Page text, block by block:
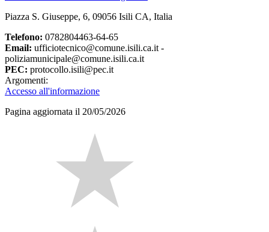
Piazza S. Giuseppe, 6, 09056 Isili CA, Italia
Telefono: 0782804463-64-65
Email: ufficiotecnico@comune.isili.ca.it -
poliziamunicipale@comune.isili.ca.it
PEC: protocollo.isili@pec.it
Argomenti:
Accesso all'informazione
Pagina aggiornata il 20/05/2026